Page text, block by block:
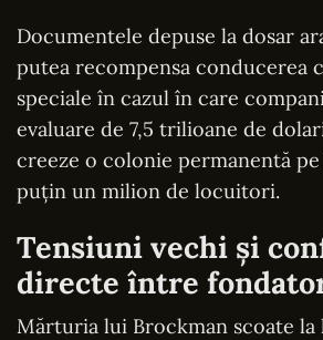
Documentele depuse la dosar
putea recompensa conducerea
speciale în cazul în care
evaluare de 7,5 trilioane de
creeze o colonie permanentă
puțin un milion de locuitori.
Tensiuni vechi și
directe între
Mărturia lui Brockman scoate la